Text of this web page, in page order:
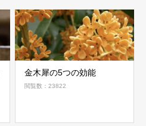
金木犀の5つの効能
閲覧数：23822